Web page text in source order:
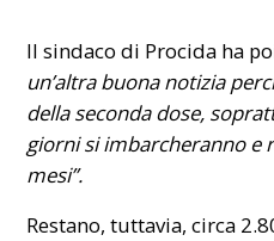
Il sindaco di Procida ha
un’altra buona notizia
della seconda dose,
giorni si imbarcheranno e
mesi”.
Restano, tuttavia, circa